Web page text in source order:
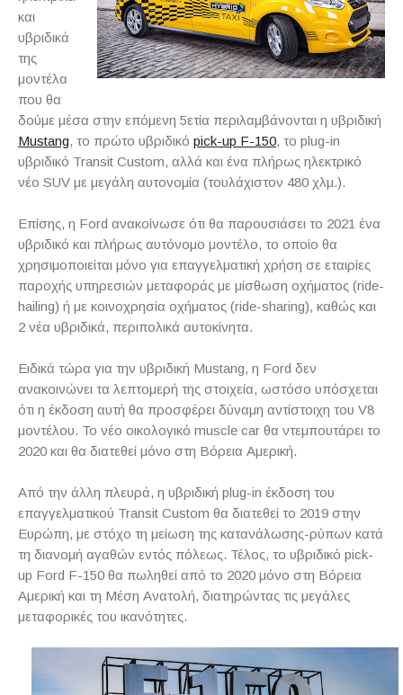
και
υβριδικά
της
μοντέλα
που θα
δούμε μέσα στην επόμενη 5ετία περιλαμβάνονται η υβριδική
Mustang, το πρώτο υβριδικό pick-up F-150, το plug-in
υβριδικό Transit Custom, αλλά και ένα πλήρως ηλεκτρικό
νέο SUV με μεγάλη αυτονομία (τουλάχιστον 480 χλμ.).
Επίσης, η Ford ανακοίνωσε ότι θα παρουσιάσει το 2021 ένα
υβριδικό και πλήρως αυτόνομο μοντέλο, το οποίο θα
χρησιμοποιείται μόνο για επαγγελματική χρήση σε εταιρίες
παροχής υπηρεσιών μεταφοράς με μίσθωση οχήματος (ride-
hailing) ή με κοινοχρησία οχήματος (ride-sharing), καθώς και
2 νέα υβριδικά, περιπολικά αυτοκίνητα.
Ειδικά τώρα για την υβριδική Mustang, η Ford δεν
ανακοινώνει τα λεπτομερή της στοιχεία, ωστόσο υπόσχεται
ότι η έκδοση αυτή θα προσφέρει δύναμη αντίστοιχη του V8
μοντέλου. Το νέο οικολογικό muscle car θα ντεμπουτάρει το
2020 και θα διατεθεί μόνο στη Βόρεια Αμερική.
Από την άλλη πλευρά, η υβριδική plug-in έκδοση του
επαγγελματικού Transit Custom θα διατεθεί το 2019 στην
Ευρώπη, με στόχο τη μείωση της κατανάλωσης-ρύπων κατά
τη διανομή αγαθών εντός πόλεως. Τέλος, το υβριδικό pick-
up Ford F-150 θα πωληθεί από το 2020 μόνο στη Βόρεια
Αμερική και τη Μέση Ανατολή, διατηρώντας τις μεγάλες
μεταφορικές του ικανότητες.